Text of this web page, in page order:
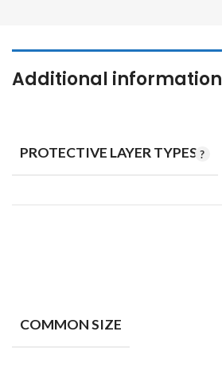
Additional information
PROTECTIVE LAYER TYPES
COMMON SIZE